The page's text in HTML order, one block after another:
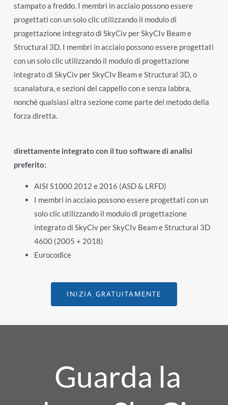
stampato a freddo. I membri in acciaio possono essere
progettati con un solo clic utilizzando il modulo di
progettazione integrato di SkyCiv per SkyCIv Beam e
Structural 3D. I membri in acciaio possono essere progettati
con un solo clic utilizzando il modulo di progettazione
integrato di SkyCiv per SkyCIv Beam e Structural 3D, o
scanalatura, e sezioni del cappello con e senza labbra,
nonché qualsiasi altra sezione come parte del metodo della
forza diretta.
direttamente integrato con il tuo software di analisi
preferito:
AISI S1000 2012 e 2016 (ASD & LRFD)
I membri in acciaio possono essere progettati con un
solo clic utilizzando il modulo di progettazione
integrato di SkyCiv per SkyCIv Beam e Structural 3D
4600 (2005 + 2018)
Eurocodice
INIZIA GRATUITAMENTE
Guarda la